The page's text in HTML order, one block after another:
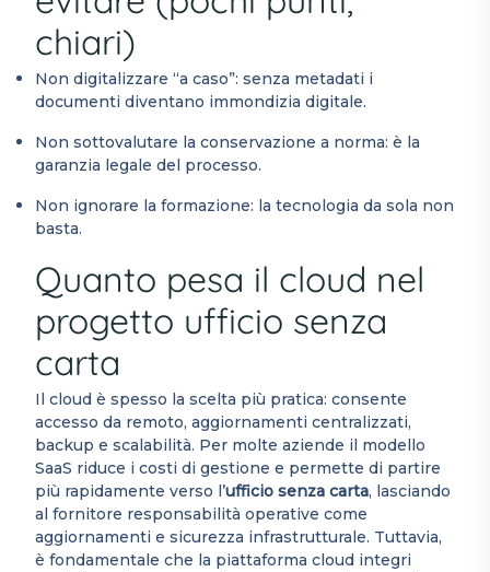
chiari)
Non digitalizzare “a caso”: senza metadati i
documenti diventano immondizia digitale.
Non sottovalutare la conservazione a norma: è la
garanzia legale del processo.
Non ignorare la formazione: la tecnologia da sola non
basta.
Quanto pesa il cloud nel
progetto ufficio senza
carta
Il cloud è spesso la scelta più pratica: consente
accesso da remoto, aggiornamenti centralizzati,
backup e scalabilità. Per molte aziende il modello
SaaS riduce i costi di gestione e permette di partire
più rapidamente verso l’ufficio senza carta, lasciando
al fornitore responsabilità operative come
aggiornamenti e sicurezza infrastrutturale. Tuttavia,
è fondamentale che la piattaforma cloud integri